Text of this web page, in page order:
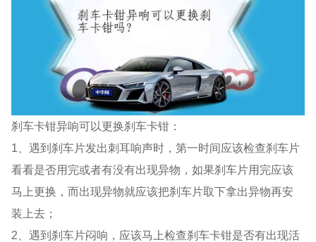
刹车卡钳异响可以更换刹车卡钳：
1、遇到刹车片发出刺耳响声时，第一时间应该检查刹车片
看看是否用完或者有没有出现异物，如果刹车片用完应该
马上更换，而出现异物就应该把刹车片取下拿出异物再安
装上去；
2、遇到刹车片闷响，应该马上检查刹车卡钳是否有出现活